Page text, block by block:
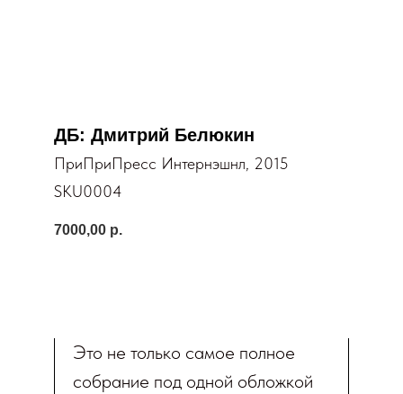
ДБ: Дмитрий Белюкин
ПриПриПресс Интернэшнл, 2015
SKU0004
7000,00 р.
Это не только самое полное
собрание под одной обложкой